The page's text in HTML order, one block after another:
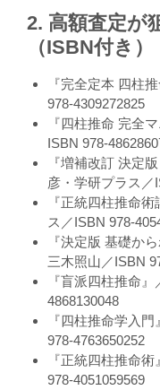
2. 高額査定が
（ISBN付き）
『完全定本 四柱
978-4309272825
『四柱推命 完全
ISBN 978-
『増補改訂 決定
彦・学研プラス／
『正統四柱推命
ス／ISBN 978-
『決定版 基礎か
三木照山／ISBN
『盲派四柱推命
4868130048
『四柱推命学入
978-4763650252
『正統四柱推命
978-4051059569